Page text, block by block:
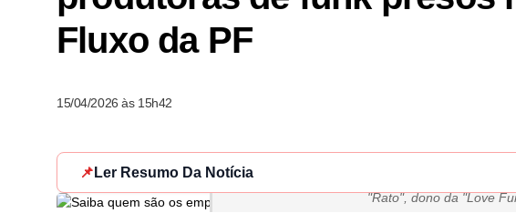
Fluxo da PF
15/04/2026 às 15h42
📌 Ler Resumo Da Notícia
"Rato", dono da "Love